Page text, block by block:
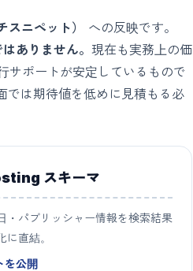
スニペット）
への反映です。
ありません。 現在も実務上の価
ポートが安定しているもので
は期待値を低めに見積もる必
スキーマ
・パブリッシャー情報を検索結果
直結。
を公開